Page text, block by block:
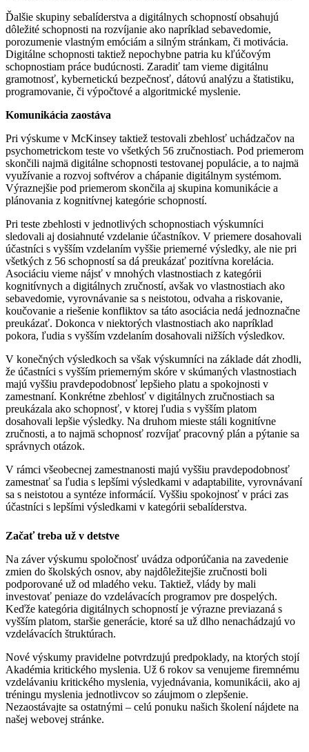
Ďalšie skupiny sebalíderstva a digitálnych schopností obsahujú
dôležité schopnosti na rozvíjanie ako napríklad sebavedomie,
porozumenie vlastným emóciám a silným stránkam, či motivácia.
Digitálne schopnosti taktiež nepochybne patria ku kľúčovým
schopnostiam práce budúcnosti. Zaradiť tam vieme digitálnu
gramotnosť, kybernetickú bezpečnosť, dátovú analýzu a štatistiku,
programovanie, či výpočtové a algoritmické myslenie.
Komunikácia zaostáva
Pri výskume v McKinsey taktiež testovali zbehlosť uchádzačov na
psychometrickom teste vo všetkých 56 zručnostiach. Pod priemerom
skončili najmä digitálne schopnosti testovanej populácie, a to najmä
využívanie a rozvoj softvérov a chápanie digitálnym systémom.
Výraznejšie pod priemerom skončila aj skupina komunikácie a
plánovania z kognitívnej kategórie schopností.
Pri teste zbehlosti v jednotlivých schopnostiach výskumníci
sledovali aj dosiahnuté vzdelanie účastníkov. V priemere dosahovali
účastníci s vyšším vzdelaním vyššie priemerné výsledky, ale nie pri
všetkých z 56 schopností sa dá preukázať pozitívna korelácia.
Asociáciu vieme nájsť v mnohých vlastnostiach z kategórii
kognitívnych a digitálnych zručností, avšak vo vlastnostiach ako
sebavedomie, vyrovnávanie sa s neistotou, odvaha a riskovanie,
koučovanie a riešenie konfliktov sa táto asociácia nedá jednoznačne
preukázať. Dokonca v niektorých vlastnostiach ako napríklad
pokora, ľudia s vyšším vzdelaním dosahovali nižších výsledkov.
V konečných výsledkoch sa však výskumníci na základe dát zhodli,
že účastníci s vyšším priemerným skóre v skúmaných vlastnostiach
majú vyššiu pravdepodobnosť lepšieho platu a spokojnosti v
zamestnaní. Konkrétne zbehlosť v digitálnych zručnostiach sa
preukázala ako schopnosť, v ktorej ľudia s vyšším platom
dosahovali lepšie výsledky. Na druhom mieste stáli kognitívne
zručnosti, a to najmä schopnosť rozvíjať pracovný plán a pýtanie sa
správnych otázok.
V rámci všeobecnej zamestnanosti majú vyššiu pravdepodobnosť
zamestnať sa ľudia s lepšími výsledkami v adaptabilite, vyrovnávaní
sa s neistotou a syntéze informácií. Vyššiu spokojnosť v práci zas
účastníci s lepšími výsledkami v kategórii sebalíderstva.
Začať treba už v detstve
Na záver výskumu spoločnosť uvádza odporúčania na zavedenie
zmien do školských osnov, aby najdôležitejšie zručnosti boli
podporované už od mladého veku. Taktiež, vlády by mali
investovať peniaze do vzdelávacích programov pre dospelých.
Keďže kategória digitálnych schopností je výrazne previazaná s
vyšším platom, staršie generácie, ktoré sa už dlho nenachádzajú vo
vzdelávacích štruktúrach.
Nové výskumy pravidelne potvrdzujú predpoklady, na ktorých stojí
Akadémia kritického myslenia. Už 6 rokov sa venujeme firemnému
vzdelávaniu kritického myslenia, vyjednávania, komunikácii, ako aj
tréningu myslenia jednotlivcov so záujmom o zlepšenie.
Nezaostávajte sa ostatnými – celú ponuku našich školení nájdete na
našej webovej stránke.